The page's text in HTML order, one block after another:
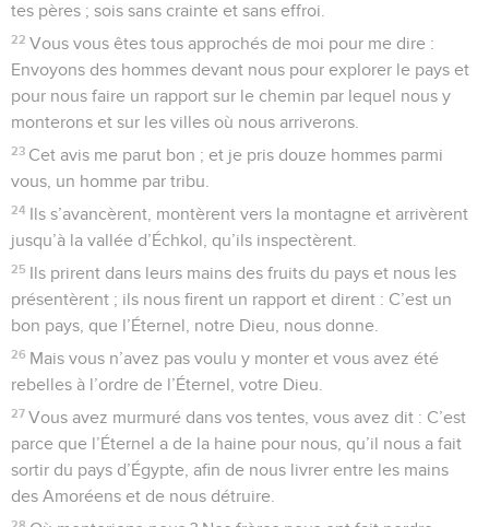
tes pères ; sois sans crainte et sans effroi.
22 Vous vous êtes tous approchés de moi pour me dire :
Envoyons des hommes devant nous pour explorer le pays et
pour nous faire un rapport sur le chemin par lequel nous y
monterons et sur les villes où nous arriverons.
23 Cet avis me parut bon ; et je pris douze hommes parmi
vous, un homme par tribu.
24 Ils s’avancèrent, montèrent vers la montagne et arrivèrent
jusqu’à la vallée d’Échkol, qu’ils inspectèrent.
25 Ils prirent dans leurs mains des fruits du pays et nous les
présentèrent ; ils nous firent un rapport et dirent : C’est un
bon pays, que l’Éternel, notre Dieu, nous donne.
26 Mais vous n’avez pas voulu y monter et vous avez été
rebelles à l’ordre de l’Éternel, votre Dieu.
27 Vous avez murmuré dans vos tentes, vous avez dit : C’est
parce que l’Éternel a de la haine pour nous, qu’il nous a fait
sortir du pays d’Égypte, afin de nous livrer entre les mains
des Amoréens et de nous détruire.
28